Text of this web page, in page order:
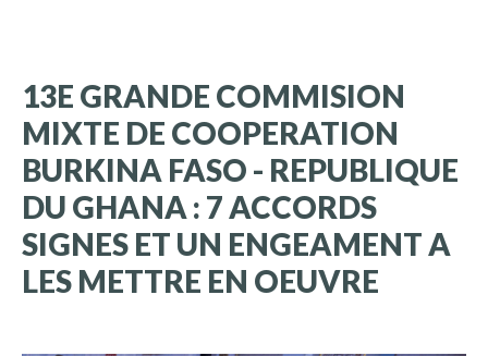
13E GRANDE COMMISION
MIXTE DE COOPERATION
BURKINA FASO - REPUBLIQUE
DU GHANA : 7ACCORDS
SIGNES ET UN ENGEAMENTA
LES METTRE EN OEUVRE